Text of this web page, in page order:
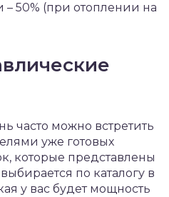
50% (при отоплении на
часто можно встретить
уже готовых
которые представлены
по каталогу в
у вас будет мощность